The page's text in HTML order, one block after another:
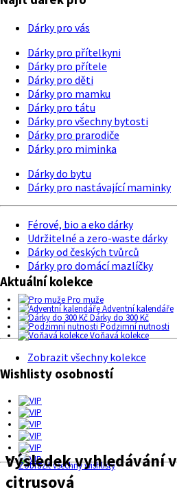
Dárky pro vás
Dárky pro přítelkyni
Dárky pro přítele
Dárky pro děti
Dárky pro mamku
Dárky pro tátu
Dárky pro všechny bytosti
Dárky pro prarodiče
Dárky pro miminka
Dárky do bytu
Dárky pro nastávající maminky
Férové, bio a eko dárky
Udržitelné a zero-waste dárky
Dárky od českých tvůrců
Dárky pro domácí mazlíčky
Aktuální kolekce
Pro muže
Adventní kalendáře
Dárky do 300 Kč
Podzimní nutnosti
Voňavá kolekce
Zobrazit všechny kolekce
Wishlisty osobností
Zobrazit všechny wishlisty
Výsledek vyhledávání
citrusová